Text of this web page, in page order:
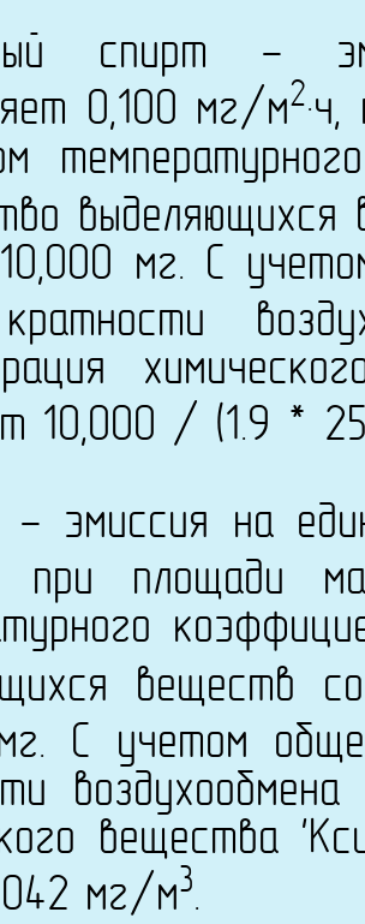
спирт -
0,100 мг/м2
мг. С
10,000 / (1.9 *
- эмиссия на
при площади
веществ
С учетом
вещества
мг/м3.